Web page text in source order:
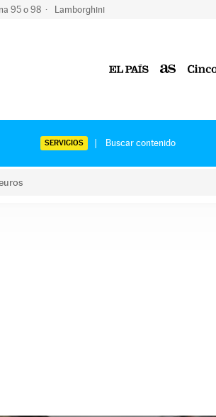
95 o 98 Lamborghini
SERVICIOS